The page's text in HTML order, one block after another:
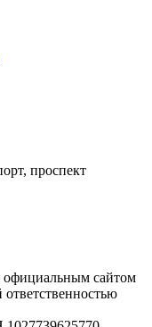
проспект
официальным сайтом